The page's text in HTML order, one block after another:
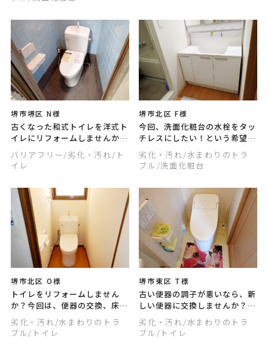
堺市堺区 N様
古くなった和式トイレを洋式ト
イレにリフォームしませんか？
洋式トイレにしてよかった事を
聞くと、体への負担が減ったこ
と、衛生面の不安の解消、とい
バリアフリー/劣化・汚れ/ト
イレ
堺市北区 F様
今回、洗面化粧台の水栓をタッ
チレスにしたい！という希望を
リフォームでかなえました。ご
自身やご家族がリフォームで望
むことは何ですか？ぜひ相談し
劣化・汚れ/水まわりのトラ
ブル /洗面化粧台
堺市北区 O様
トイレをリフォームしません
か？今回は、便器の交換、床の
補強工事、壁と天井のクロス張
替え、床のクッションフロア張
替え、ドアのクロス張替えな
劣化・汚れ/水まわりのトラ
ブル/トイレ
堺市東区 T様
古い便器の調子が悪いなら、新
しい便器に交換しませんか？汚
れにくい、掃除しやすい、衛生
的、節水できるなど、便利でお
得な機能が付いた便器がありま
劣化・汚れ/水まわりのトラ
ブル /トイレ